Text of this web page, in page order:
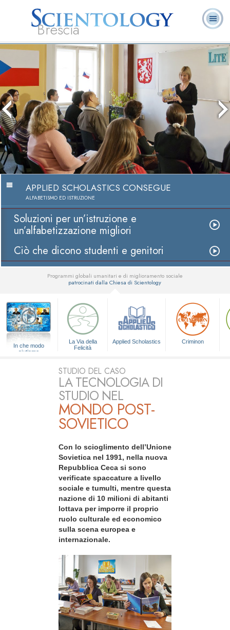
Brescia
Fondatore
Che cos’è
Scientology?
Domande
Libri
APPLIED SCHOLASTICS CONSEGUE
ALFABETISMO ED ISTRUZIONE
Soluzioni per un’istruzione e
un’alfabetizzazione migliori
Ciò che dicono studenti e genitori
Programmi globali umanitari e di miglioramento sociale
patrocinati dalla Chiesa di Scientology
In che modo
aiutiamo
La Via della
Felicità
Applied Scholastics Criminon
STUDIO DEL CASO
LA TECNOLOGIA DI
STUDIO NEL
MONDO POST-
SOVIETICO
Con lo scioglimento dell’Unione
Sovietica nel 1991, nella nuova
Repubblica Ceca si sono
verificate spaccature a livello
sociale e tumulti, mentre questa
nazione di 10 milioni di abitanti
lottava per imporre il proprio
ruolo culturale ed economico
sulla scena europea e
internazionale.